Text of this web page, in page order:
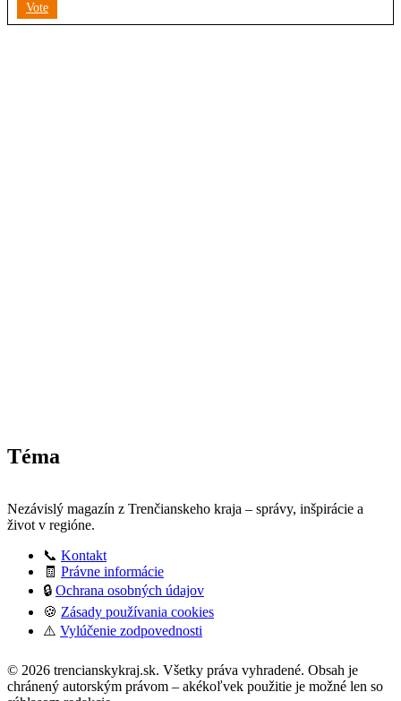
Vote
Téma
Nezávislý magazín z Trenčianskeho kraja – správy, inšpirácie a
život v regióne.
📞 Kontakt
🧾 Právne informácie
🔒 Ochrana osobných údajov
🍪 Zásady používania cookies
⚠️ Vylúčenie zodpovednosti
:
Obnovený
kríž
© 2026 trencianskykraj.sk. Všetky práva vyhradené. Obsah je
chránený autorským právom – akékoľvek použitie je možné len so